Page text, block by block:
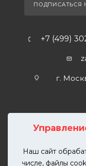
Наш сайт
числе, файлы
ПОДПИСАТЬСЯ
+7 (499)
г.
2026 ©